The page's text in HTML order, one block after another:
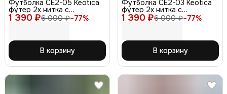
1 390 ₽6 000 ₽−77%
Футболка СЕ2-05 Keotica
футер 2х нитка с
треугольником белая 48-
50
В корзину
1 390 ₽6 000 ₽−77%
Футболка СЕ2-03 Keotica
футер 2х нитка с
треугольником серая 48-
50
В корзину